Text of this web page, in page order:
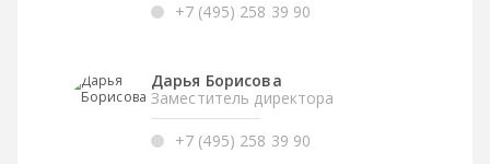
+7 (495) 258 39 90
Дарья Борисова
Заместитель директора
+7 (495) 258 39 90